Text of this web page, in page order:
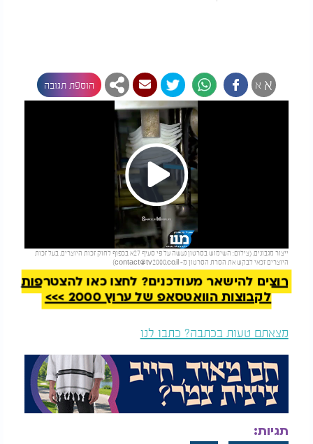
א א הוספת תגובה
Play
Video
ייצור מגבונים. (צילום: השימוש בסרטון נעשה על פי סעיף 27א בכפוף לחוק זכות היוצרים. בעל זכות
היוצרים זכאי לבקש את הסרת הסרטון מ- contact@tv2000.co.il
)
להמשך קריאה
רוצים להישאר מעודכנים? לחצו כאן להצטרפות
לקבוצות הוואטסאפ של ערוץ 2000 >>>
מצאתם טעות בכתבה? כתבו לנו
תגיות: